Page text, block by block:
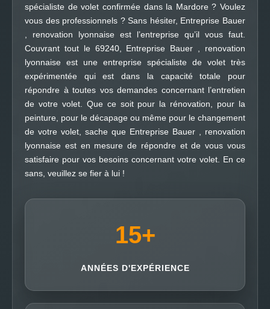
spécialiste de volet confirmée dans la Mardore ? Voulez
vous des professionnels ? Sans hésiter, Entreprise Bauer
, renovation lyonnaise est l’entreprise qu’il vous faut.
Couvrant tout le 69240, Entreprise Bauer , renovation
lyonnaise est une entreprise spécialiste de volet très
expérimentée qui est dans la capacité totale pour
répondre à toutes vos demandes concernant l’entretien
de votre volet. Que ce soit pour la rénovation, pour la
peinture, pour le décapage ou même pour le changement
de votre volet, sache que Entreprise Bauer , renovation
lyonnaise est en mesure de répondre et de vous vous
satisfaire pour vos besoins concernant votre volet. En ce
sans, veuillez se fier à lui !
15+
ANNÉES D'EXPÉRIENCE